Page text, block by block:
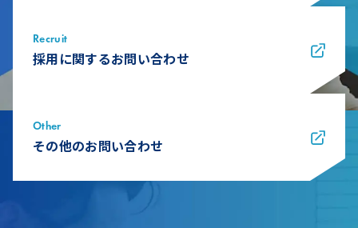
Recruit
採用に関するお問い合わせ
Other
その他のお問い合わせ